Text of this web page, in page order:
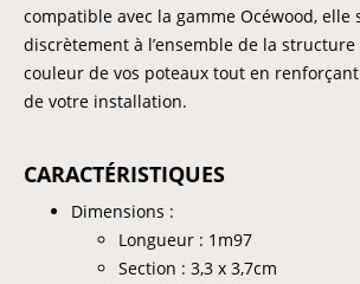
compatible avec la gamme Océwood, elle
discrètement à l’ensemble de la
couleur de vos poteaux tout en
de votre installation.
CARACTÉRISTIQUES
Dimensions :
Longueur : 1m97
Section : 3,3 x 3,7cm